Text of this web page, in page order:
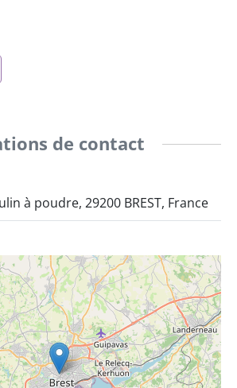
de contact
à poudre, 29200 BREST, France